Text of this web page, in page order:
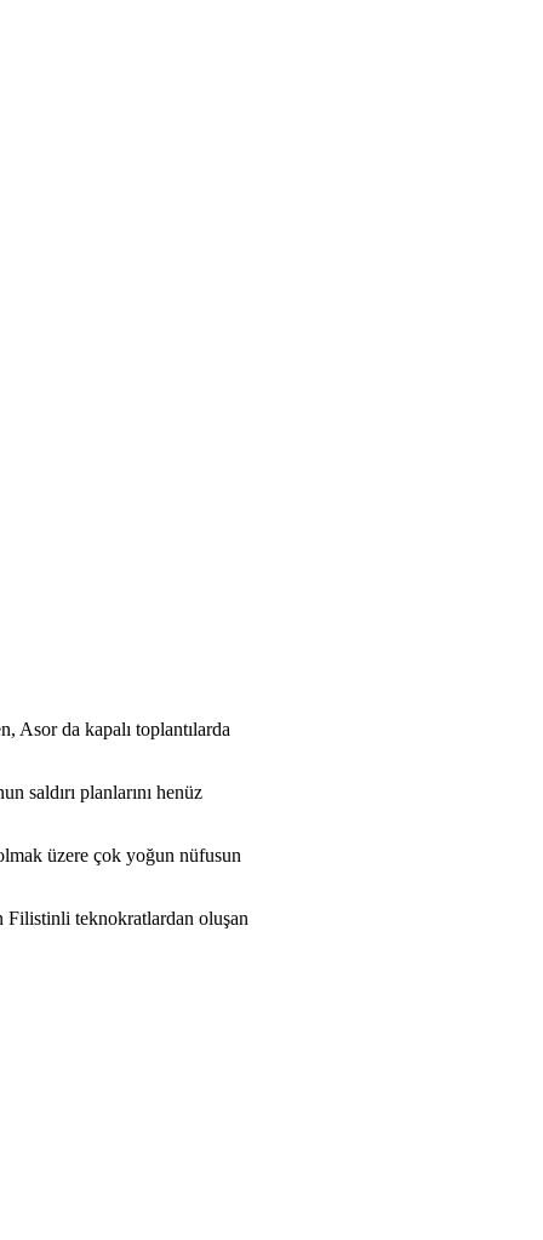
Asor da kapalı toplantılarda
saldırı planlarını henüz
üzere çok yoğun nüfusun
Filistinli teknokratlardan oluşan